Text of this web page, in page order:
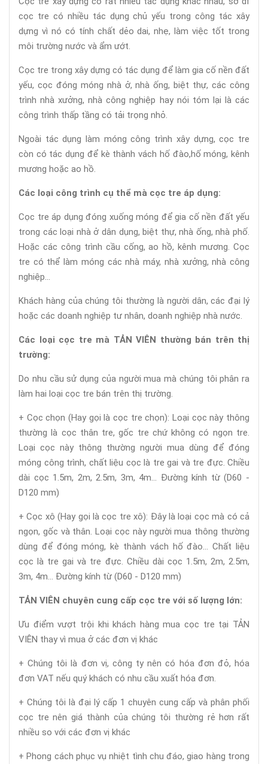
cọc tre có nhiều tác dụng chủ yếu trong công tác xây
dựng vì nó có tính chất dẻo dai, nhẹ, làm việc tốt trong
môi trường nước và ẩm ướt.
Cọc tre trong xây dựng có tác dụng để làm gia cố nền đất
yếu, cọc đóng móng nhà ở, nhà ống, biệt thự, các công
trình nhà xưởng, nhà công nghiệp hay nói tóm lại là các
công trình thấp tầng có tải trọng nhỏ.
Ngoài tác dụng làm móng công trình xây dựng, cọc tre
còn có tác dụng để kè thành vách hố đào,hố móng, kênh
mương hoặc ao hồ.
Các loại công trình cụ thể mà cọc tre áp dụng:
Cọc tre áp dụng đóng xuống móng để gia cố nền đất yếu
trong các loại nhà ở dân dụng, biệt thự, nhà ống, nhà phố.
Hoặc các công trình cầu cống, ao hồ, kênh mương. Cọc
tre có thể làm móng các nhà máy, nhà xưởng, nhà công
nghiệp...
Khách hàng của chúng tôi thường là người dân, các đại lý
hoặc các doanh nghiệp tư nhân, doanh nghiệp nhà nước.
Các loại cọc tre mà TẢN VIÊN thường bán trên thị
trường:
Do nhu cầu sử dụng của người mua mà chúng tôi phân ra
làm hai loại cọc tre bán trên thị trường.
+ Cọc chọn (Hay gọi là cọc tre chọn): Loại cọc này thông
thường là cọc thân tre, gốc tre chứ không có ngọn tre.
Loại cọc này thông thường người mua dùng để đóng
móng công trình, chất liệu cọc là tre gai và tre đực. Chiều
dài cọc 1.5m, 2m, 2.5m, 3m, 4m... Đường kính từ (D60 -
D120 mm)
+ Cọc xô (Hay gọi là cọc tre xô): Đây là loại cọc mà có cả
ngọn, gốc và thân. Loại cọc này người mua thông thường
dùng để đóng móng, kè thành vách hố đào... Chất liệu
cọc là tre gai và tre đực. Chiều dài cọc 1.5m, 2m, 2.5m,
3m, 4m... Đường kính từ (D60 - D120 mm)
TẢN VIÊN chuyên cung cấp cọc tre với số lượng lớn:
Ưu điểm vượt trội khi khách hàng mua cọc tre tại TẢN
VIÊN thay vì mua ở các đơn vị khác
+ Chúng tôi là đơn vị, công ty nên có hóa đơn đỏ, hóa
đơn VAT nếu quý khách có nhu cầu xuất hóa đơn.
+ Chúng tôi là đại lý cấp 1 chuyên cung cấp và phân phối
cọc tre nên giá thành của chúng tôi thường rẻ hơn rất
nhiều so với các đơn vị khác
+ Phong cách phục vụ nhiệt tình chu đáo, giao hàng trong